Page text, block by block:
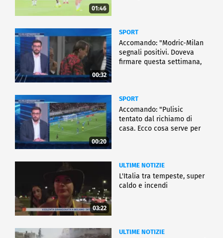
01:46
00:32
SPORT
Accomando: "Modric-Milan
segnali positivi. Doveva
firmare questa settimana,
00:20
SPORT
Accomando: "Pulisic
tentato dal richiamo di
casa. Ecco cosa serve per
03:22
ULTIME NOTIZIE
L'Italia tra tempeste, super
caldo e incendi
ULTIME NOTIZIE